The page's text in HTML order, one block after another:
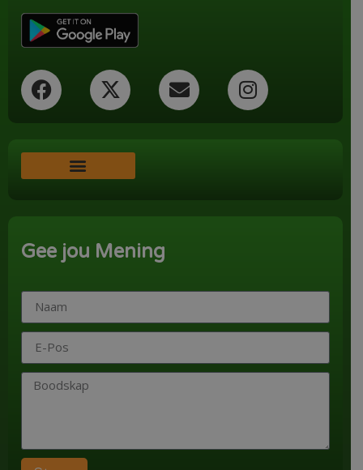
Gee jou Mening